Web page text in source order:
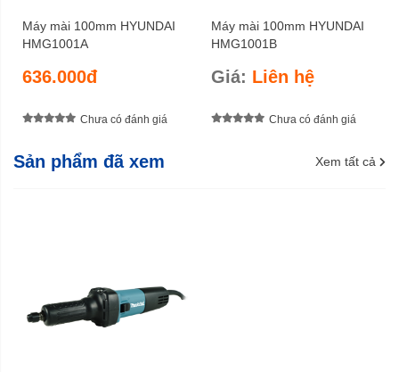
Máy mài 100mm HYUNDAI
HMG1001A
636.000đ
Chưa có đánh giá
Máy mài 100mm HYUNDAI
HMG1001B
Giá: Liên hệ
Chưa có đánh giá
Sản phẩm đã xem Xem tất cả